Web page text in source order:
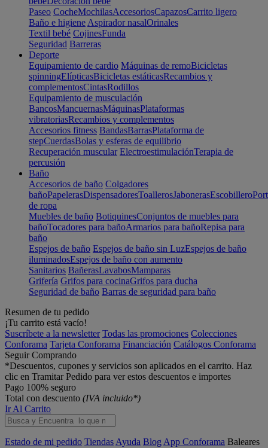
Paseo CocheMochilasAccesoriosCapazosCarrito ligero
Baño e higiene Aspirador nasalOrinales
Textil bebé CojinesFunda
Seguridad Barreras
Deporte
Equipamiento de cardio Máquinas de remoBicicletas
spinningElípticasBicicletas estáticasRecambios y
complementosCintasRodillos
Equipamiento de musculación
BancosMancuernasMáquinasPlataformas
vibratoriasRecambios y complementos
Accesorios fitness BandasBarrasPlataforma de
stepCuerdasBolas y esferas de equilibrio
Recuperación muscular ElectroestimulaciónTerapia de
percusión
Baño
Accesorios de baño Colgadores
bañoPapelerasDispensadoresToallerosJabonerasEscobillero
de ropa
Muebles de baño BotiquinesConjuntos de muebles para
bañoTocadores para bañoArmarios para bañoRepisa para
baño
Espejos de baño Espejos de baño sin LuzEspejos de baño
iluminadosEspejos de baño con aumento
Sanitarios BañerasLavabosMamparas
Grifería Grifos para cocinaGrifos para ducha
Seguridad de baño Barras de seguridad para baño
Resumen de tu pedido
¡Tu carrito está vacío!
Suscríbete a la newsletter Todas las promociones Colecciones
Conforama Tarjeta Conforama Financiación Catálogos Conforama
Seguir Comprando
*Descuentos, cupones y servicios son aplicados en el carrito. Haz
clic en Tramitar Pedido para ver estos descuentos e importes
Pago 100% seguro
Total con descuento (IVA incluido*)
Ir Al Carrito
Estado de mi pedido Tiendas Ayuda Blog App Conforama Baleares